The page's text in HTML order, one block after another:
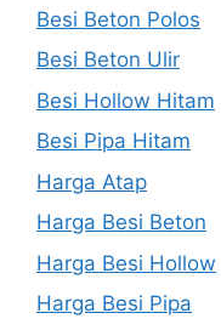
Besi Beton Polos
Besi Beton Ulir
Besi Hollow Hitam
Besi Pipa Hitam
Harga Atap
Harga Besi Beton
Harga Besi Hollow
Harga Besi Pipa